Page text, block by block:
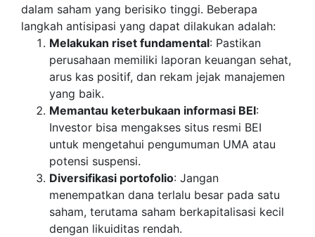
dalam saham yang berisiko tinggi. Beberapa
langkah antisipasi yang dapat dilakukan adalah:
Melakukan riset fundamental: Pastikan
perusahaan memiliki laporan keuangan sehat,
arus kas positif, dan rekam jejak manajemen
yang baik.
Memantau keterbukaan informasi BEI:
Investor bisa mengakses situs resmi BEI
untuk mengetahui pengumuman UMA atau
potensi suspensi.
Diversifikasi portofolio: Jangan
menempatkan dana terlalu besar pada satu
saham, terutama saham berkapitalisasi kecil
dengan likuiditas rendah.